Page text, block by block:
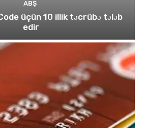
ABŞ
üçün 10 illik təcrübə tələb
edir